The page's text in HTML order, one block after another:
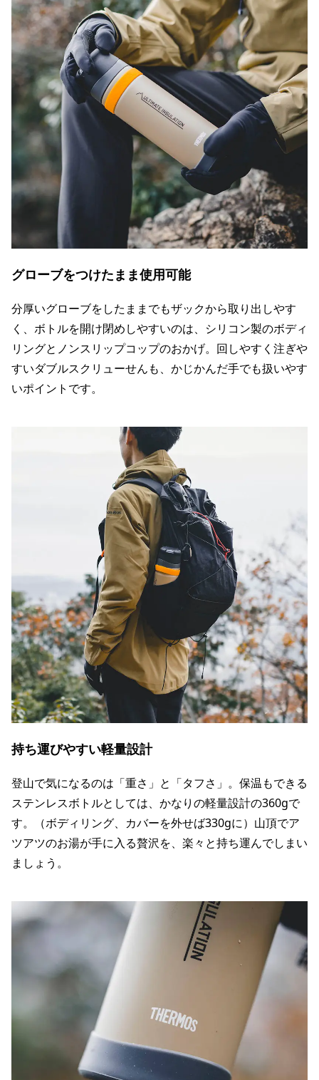
グローブをつけたまま使用可能
分厚いグローブをしたままでもザックから取り出しやす
く、ボトルを開け閉めしやすいのは、シリコン製のボディ
リングとノンスリップコップのおかげ。回しやすく注ぎや
すいダブルスクリューせんも、かじかんだ手でも扱いやす
いポイントです。
持ち運びやすい軽量設計
登山で気になるのは「重さ」と「タフさ」。保温もできる
ステンレスボトルとしては、かなりの軽量設計の360gで
す。（ボディリング、カバーを外せば330gに）山頂でア
ツアツのお湯が手に入る贅沢を、楽々と持ち運んでしまい
ましょう。